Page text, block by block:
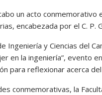
un acto
encabezada por el C. P.
Ingeniería y Ciencias del
en la ingeniería”, evento
para reflexionar acerca
conmemorativas, la